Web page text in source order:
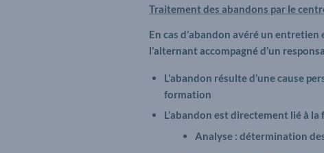
Traitement des abandons par le
En cas d’abandon avéré un
l’alternant accompagné d’un
L’abandon résulte d’une cause
formation
L’abandon est directement lié à
Analyse : détermination des